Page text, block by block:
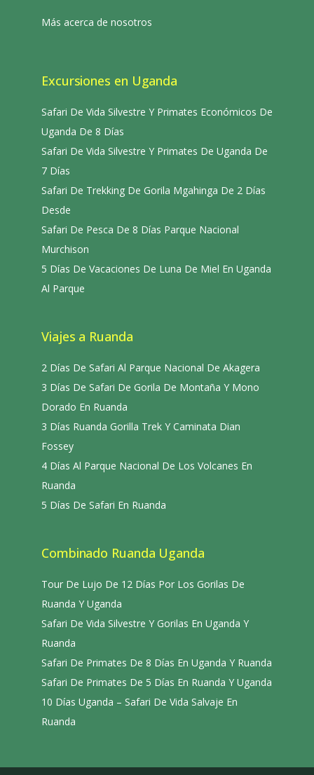
Más acerca de nosotros
Excursiones en Uganda
Safari De Vida Silvestre Y Primates Económicos De
Uganda De 8 Días
Safari De Vida Silvestre Y Primates De Uganda De
7 Días
Safari De Trekking De Gorila Mgahinga De 2 Días
Desde
Safari De Pesca De 8 Días Parque Nacional
Murchison
5 Días De Vacaciones De Luna De Miel En Uganda
Al Parque
Viajes a Ruanda
2 Días De Safari Al Parque Nacional De Akagera
3 Días De Safari De Gorila De Montaña Y Mono
Dorado En Ruanda
3 Días Ruanda Gorilla Trek Y Caminata Dian
Fossey
4 Días Al Parque Nacional De Los Volcanes En
Ruanda
5 Días De Safari En Ruanda
Combinado Ruanda Uganda
Tour De Lujo De 12 Días Por Los Gorilas De
Ruanda Y Uganda
Safari De Vida Silvestre Y Gorilas En Uganda Y
Ruanda
Safari De Primates De 8 Días En Uganda Y Ruanda
Safari De Primates De 5 Días En Ruanda Y Uganda
10 Días Uganda – Safari De Vida Salvaje En
Ruanda